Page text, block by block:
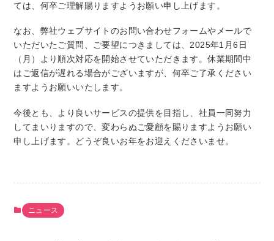
ては、何卒ご理解賜りますようお願い申し上げます。
なお、弊社ウェブサイトのお問い合わせフォームやメールで
いただいたご質問、ご要望につきましては、2025年1月6日
（月）より順次対応を開始させていただきます。休業期間中
はご返信が遅れる場合がございますが、何卒ご了承ください
ますようお願いいたします。
今後とも、より良いサービスの提供を目指し、社員一同努力
してまいりますので、変わらぬご愛顧を賜りますようお願い
申し上げます。どうぞ良いお年をお迎えくださいませ。
ニュース